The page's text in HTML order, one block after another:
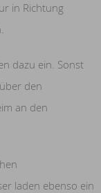
in Richtung
dazu ein. Sonst
den
an den
laden ebenso ein